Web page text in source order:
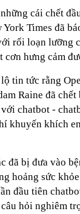
cái chết
Times đã
rối loạn lưỡng
hưng cảm
tin tức rằng
Raine đã
chatbot -
khuyến khích
đã bị đưa vào
hoảng sức
đầu tiên
hỏi nghiêm